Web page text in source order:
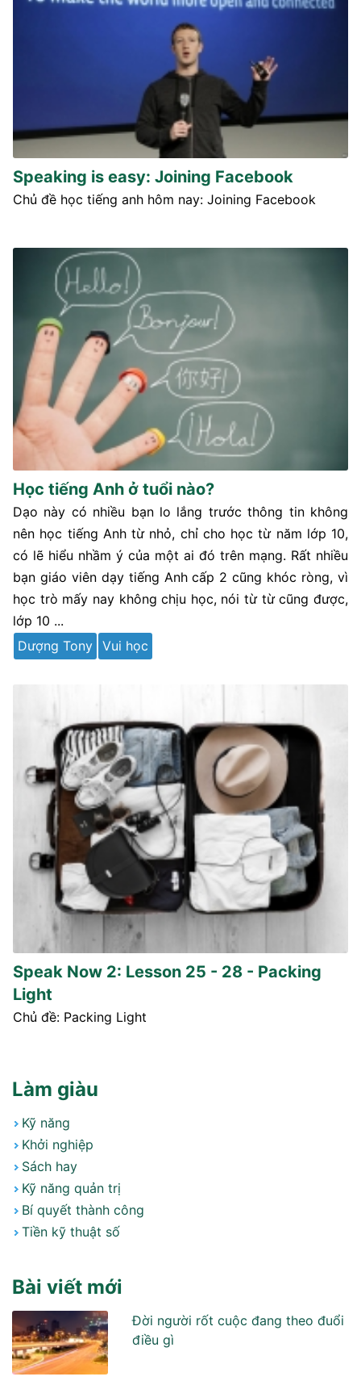
Speaking is easy: Joining Facebook
Chủ đề học tiếng anh hôm nay: Joining Facebook
Học tiếng Anh ở tuổi nào?
Dạo này có nhiều bạn lo lắng trước thông tin không
nên học tiếng Anh từ nhỏ, chỉ cho học từ năm lớp 10,
có lẽ hiểu nhầm ý của một ai đó trên mạng. Rất nhiều
bạn giáo viên dạy tiếng Anh cấp 2 cũng khóc ròng, vì
học trò mấy nay không chịu học, nói từ từ cũng được,
lớp 10 ...
Dượng Tony Vui học
Speak Now 2: Lesson 25 - 28 - Packing
Light
Chủ đề: Packing Light
Làm giàu
Kỹ năng
Khởi nghiệp
Sách hay
Kỹ năng quản trị
Bí quyết thành công
Tiền kỹ thuật số
Bài viết mới
Đời người rốt cuộc đang theo đuổi
điều gì